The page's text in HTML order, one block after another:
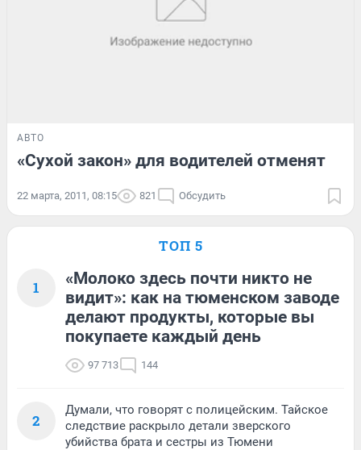
АВТО
«Сухой закон» для водителей отменят
22 марта, 2011, 08:15 821 Обсудить
ТОП 5
1
«Молоко здесь почти никто не
видит»: как на тюменском заводе
делают продукты, которые вы
покупаете каждый день
97 713 144
2
Думали, что говорят с полицейским. Тайское
следствие раскрыло детали зверского
убийства брата и сестры из Тюмени